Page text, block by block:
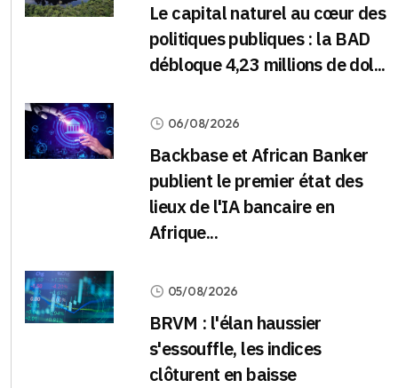
Le capital naturel au cœur des
politiques publiques : la BAD
débloque 4,23 millions de dol...
06/08/2026
Backbase et African Banker
publient le premier état des
lieux de l'IA bancaire en
Afrique...
05/08/2026
BRVM : l'élan haussier
s'essouffle, les indices
clôturent en baisse